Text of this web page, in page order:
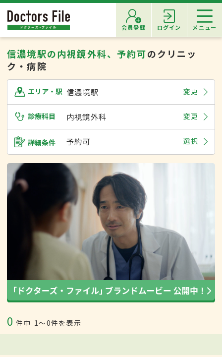
会員登録 ログイン メニュー
信濃境駅の内視鏡外科、予約可のクリニッ
ク・病院
エリア・駅 信濃境駅 変更
診療科目 内視鏡外科 変更
詳細条件 予約可 選択
0 件中 1〜0件を表示